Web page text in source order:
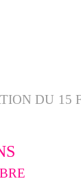
DU 15